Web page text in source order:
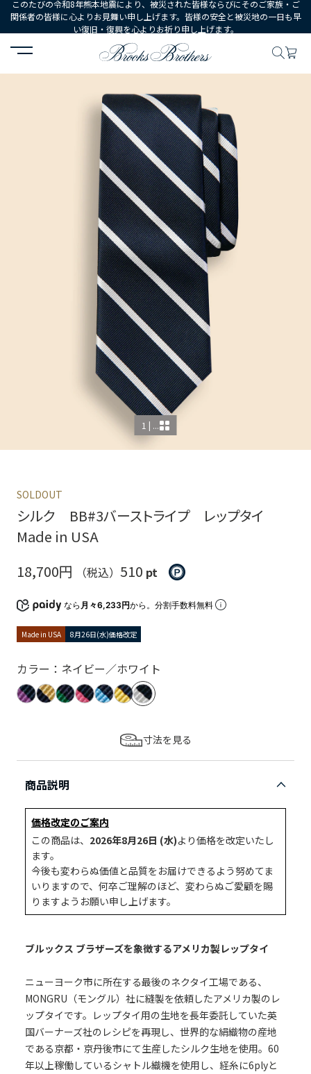
このたびの令和8年熊本地震により、被災された皆様ならびにそのご家族・ご
関係者の皆様に心よりお見舞い申し上げます。皆様の安全と被災地の一日も早
い復旧・復興を心よりお祈り申し上げます。
HOME シューズ・アクセサリー ネクタイ・ポケットチーフ
1 | ...
SOLDOUT
シルク BB#3バーストライプ レップタイ
Made in USA
18,700円
（税込） 510 pt
なら 月々6,233円から。分割手数料無料
Made in USA 8月26日(水)価格改定
カラー：ネイビー／ホワイト
寸法を見る
商品説明
価格改定のご案内
この商品は、 2026年8月26日 (水)より価格を改定いたし
ます。
今後も変わらぬ価値と品質をお届けできるよう努めてま
いりますので、何卒ご理解のほど、変わらぬご愛顧を賜
りますようお願い申し上げます。
ブルックス ブラザーズを象徴するアメリカ製レップタイ
ニューヨーク市に所在する最後のネクタイ工場である、
MONGRU（モングル）社に縫製を依頼したアメリカ製のレ
ップタイです。レップタイ用の生地を長年委託していた英
国バーナーズ社のレシピを再現し、世界的な絹織物の産地
である京都・京丹後市にて生産したシルク生地を使用。60
年以上稼働しているシャトル織機を使用し、経糸に6plyと